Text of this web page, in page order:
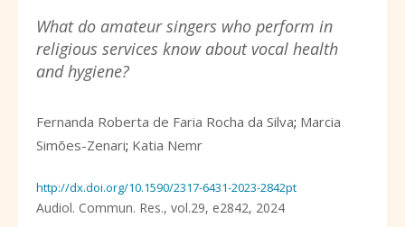
What do amateur singers who perform in
religious services know about vocal health
and hygiene?
Fernanda Roberta de Faria Rocha da Silva; Marcia
Simões-Zenari; Katia Nemr
http://dx.doi.org/10.1590/2317-6431-2023-2842pt
Audiol. Commun. Res., vol.29, e2842, 2024